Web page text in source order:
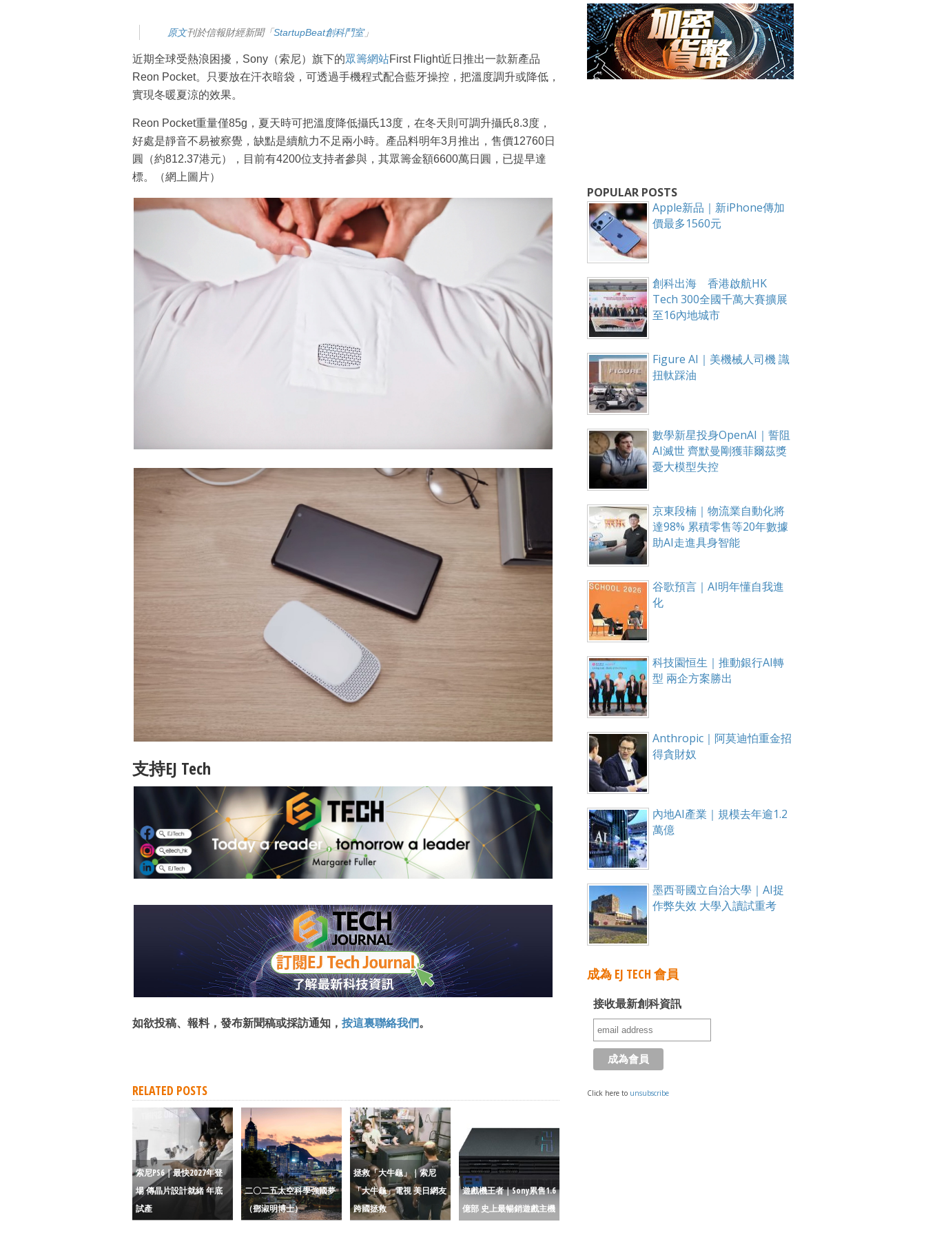
原文刊於信報財經新聞「StartupBeat創科鬥室」
近期全球受熱浪困擾，Sony（索尼）旗下的眾籌網站First Flight近日推出一款新產品
Reon Pocket。只要放在汗衣暗袋，可透過手機程式配合藍牙操控，把溫度調升或降低，
實現冬暖夏涼的效果。
Reon Pocket重量僅85g，夏天時可把溫度降低攝氏13度，在冬天則可調升攝氏8.3度，
好處是靜音不易被察覺，缺點是續航力不足兩小時。產品料明年3月推出，售價12760日
圓（約812.37港元），目前有4200位支持者參與，其眾籌金額6600萬日圓，已提早達
標。（網上圖片）
支持EJ Tech
如欲投稿、報料，發布新聞稿或採訪通知， 按這裏聯絡我們。
RELATED POSTS
索尼PS6｜最快2027年登
場 傳晶片設計就緒 年底
試產
二〇二五太空科學強國夢
（鄧淑明博士）
拯救「大牛龜」｜索尼
「大牛龜」電視 美日網友
跨國拯救
遊戲機王者｜Sony累售1.6
億部 史上最暢銷遊戲主機
POPULAR POSTS
Apple新品｜新iPhone傳加
價最多1560元
創科出海 香港啟航HK
Tech 300全國千萬大賽擴展
至16內地城市
Figure AI｜美機械人司機 識
扭軚踩油
數學新星投身OpenAI｜誓阻
AI滅世 齊默曼剛獲菲爾茲獎
憂大模型失控
京東段楠｜物流業自動化將
達98% 累積零售等20年數據
助AI走進具身智能
谷歌預言｜AI明年懂自我進
化
科技園恒生｜推動銀行AI轉
型 兩企方案勝出
Anthropic｜阿莫迪怕重金招
得貪財奴
內地AI產業｜規模去年逾1.2
萬億
墨西哥國立自治大學｜AI捉
作弊失效 大學入讀試重考
成為 EJ TECH 會員
接收最新創科資訊
Click here to unsubscribe
成為 EJ Tech 會員